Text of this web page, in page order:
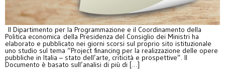
Il Dipartimento per la Programmazione e il Coordinamento della
Politica economica della Presidenza del Consiglio dei Ministri ha
elaborato e pubblicato nei giorni scorsi sul proprio sito istituzionale
uno studio sul tema “Project financing per la realizzazione delle opere
pubbliche in Italia – stato dell’arte, criticità e prospettive”. Il
Documento è basato sull’analisi di più di […]